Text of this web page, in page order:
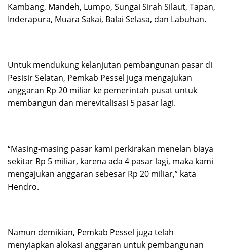
Kambang, Mandeh, Lumpo, Sungai Sirah Silaut, Tapan,
Inderapura, Muara Sakai, Balai Selasa, dan Labuhan.
Untuk mendukung kelanjutan pembangunan pasar di
Pesisir Selatan, Pemkab Pessel juga mengajukan
anggaran Rp 20 miliar ke pemerintah pusat untuk
membangun dan merevitalisasi 5 pasar lagi.
“Masing-masing pasar kami perkirakan menelan biaya
sekitar Rp 5 miliar, karena ada 4 pasar lagi, maka kami
mengajukan anggaran sebesar Rp 20 miliar,” kata
Hendro.
Namun demikian, Pemkab Pessel juga telah
menyiapkan alokasi anggaran untuk pembangunan